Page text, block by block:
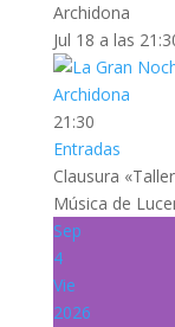
Archidona
Jul 18 a las
21:30
Entradas
Clausura
Música de
Sep
4
Vie
2026